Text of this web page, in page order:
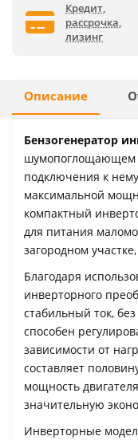
Кредит,
рассрочка,
лизинг
Описание
Бензогенератор
шумопоглощающем
подключения к
максимальной
компактный
для питания
загородном
Благодаря
инверторного
стабильный ток,
способен
зависимости от
составляет
мощность
значительную
Инверторные